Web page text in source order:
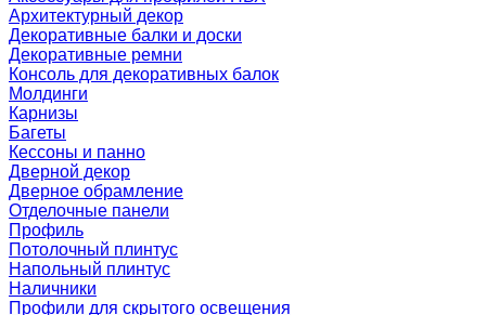
Архитектурный декор
Декоративные балки и доски
Декоративные ремни
Консоль для декоративных балок
Молдинги
Карнизы
Багеты
Кессоны и панно
Дверной декор
Дверное обрамление
Отделочные панели
Профиль
Потолочный плинтус
Напольный плинтус
Наличники
Профили для скрытого освещения